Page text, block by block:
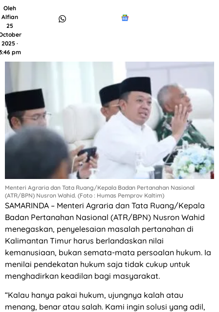
Oleh
Alfian
25
2025 ·
pm
Menteri Agraria dan Tata Ruang/Kepala Badan Pertanahan Nasional
(ATR/BPN) Nusron Wahid. (Foto : Humas Pemprov Kaltim)
SAMARINDA – Menteri Agraria dan Tata Ruang/Kepala
Badan Pertanahan Nasional (ATR/BPN) Nusron Wahid
menegaskan, penyelesaian masalah pertanahan di
Kalimantan Timur harus berlandaskan nilai
kemanusiaan, bukan semata-mata persoalan hukum. Ia
menilai pendekatan hukum saja tidak cukup untuk
menghadirkan keadilan bagi masyarakat.
“Kalau hanya pakai hukum, ujungnya kalah atau
menang, benar atau salah. Kami ingin solusi yang adil,